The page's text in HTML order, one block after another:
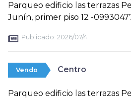
Parqueo edificio las terrazas
Junín, primer piso 12 -
Publicado: 2026/07/4
Vendo Centro
Parqueo edificio las terrazas